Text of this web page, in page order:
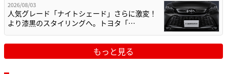
2026/08/03
人気グレード「ナイトシェード」さらに激変！
より漆黒のスタイリングへ。トヨタ「…
もっと見る